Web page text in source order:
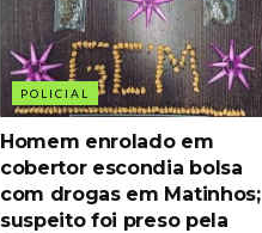
POLICIAL
Homem enrolado em
cobertor escondia bolsa
com drogas em Matinhos;
suspeito foi preso pela